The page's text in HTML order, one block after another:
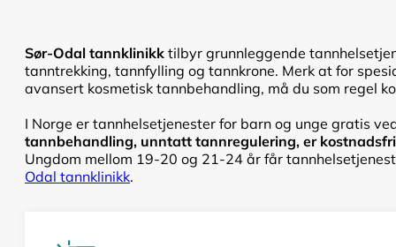
Sør-Odal tannklinikk tilbyr grunnleggende
tanntrekking, tannfylling og tannkrone. Merk at for
avansert kosmetisk tannbehandling, må du som regel
I Norge er tannhelsetjenester for barn og unge gratis
tannbehandling, unntatt tannregulering, er
Ungdom mellom 19-20 og 21-24 år får
Odal tannklinikk.